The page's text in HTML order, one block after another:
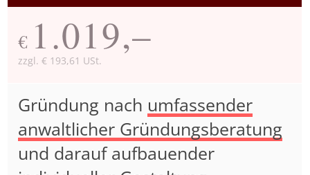
€ 1.019,–
zzgl. € 193,61 USt.
Gründung nach umfassender
anwaltlicher Gründungsberatung
und darauf aufbauender